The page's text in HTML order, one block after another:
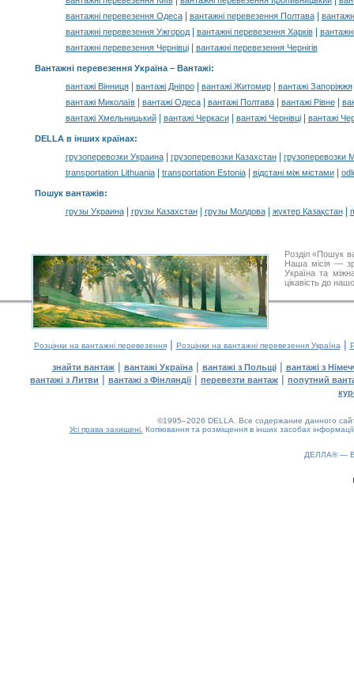
вантажні перевезення Одеса| вантажні перевезення Полтава|
вантажні перевезення Ужгород| вантажні перевезення Харків|
вантажні перевезення Чернівці| вантажні перевезення Чернігів
Вантажні перевезення Україна – Вантажі:
вантажі Вінниця| вантажі Дніпро| вантажі Житомир| вантажі Запоріжжя
вантажі Миколаїв| вантажі Одеса| вантажі Полтава| вантажі Рівне|
вантажі Хмельницький| вантажі Черкаси| вантажі Чернівці| вантажі
DELLA в інших країнах:
грузоперевозки Украина| грузоперевозки Казахстан|
грузоперевозки
transportation Lithuania| transportation Estonia| відстані між містами|
Пошук вантажів:
грузы Украина| грузы Казахстан| грузы Молдова| жүктер Қазақстан|
Розділ «Пошук
Наша місія —
Україна та
цікавість до
Розцінки на вантажні перевезення| Розцінки на вантажні перевезення Україна |
знайти вантаж| вантажі Україна| вантажі з Польщі| вантажі з
вантажі з Литви | вантажі з Фінляндії| перевезти вантаж | попутний
©1995–2026 DELLA. Все содержание данного
Усі права захищені. Копіювання та розміщення в інших засобах
ДЕЛЛА® —